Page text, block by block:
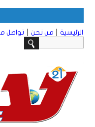
الرئيسية من نحن تواصل